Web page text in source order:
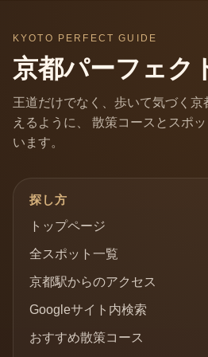
KYOTO PERFECT GUIDE
京都パーフェク
王道だけでなく、歩いて気づく
えるように、 散策コースとスポ
います。
探し方
トップページ
全スポット一覧
京都駅からのアクセス
Googleサイト内検索
おすすめ散策コース